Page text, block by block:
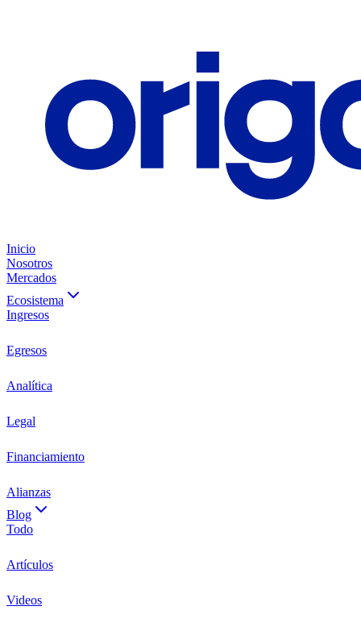
Inicio
Nosotros
Mercados
Ecosistema
Ingresos
Egresos
Analítica
Legal
Financiamiento
Alianzas
Blog
Todo
Artículos
Videos